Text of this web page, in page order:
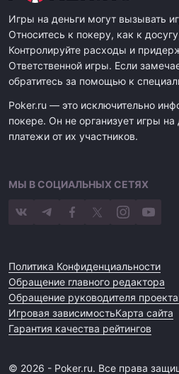
Игры на деньги могут вызывать
Относитесь к покеру, как к
Контролируйте расходы и
Ответственной игры. Если
обратитесь за помощью к
Poker.ru — это исключительно
покере. Он не организует игры
платежи от их участников.
МЫ В СОЦИАЛЬНЫХ СЕТЯХ
Политика Конфиденциальности
Обращение главного редактора
Обращение руководителя проекта
Игровая зависимостьКарта сайта
Гарантия качества рейтингов
© 2026 - Poker.ru. Все права